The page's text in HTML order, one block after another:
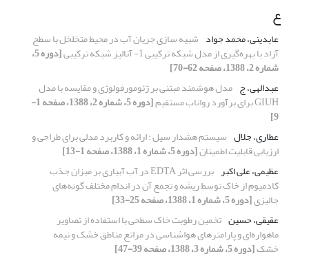
ع
عابدینی، محمد جواد شبیه سازی جریان آب در محیط متخلخل با سطح
آزاد با بهره‌گیری از مدل شبکه ترکیبی 1- آنالیز شبکه ترکیبی [دوره 5،
شماره 2، 1388، صفحه 62-70]
عبدالهی، ج مدل هوشمند مبتنی بر ژئومورفولوژی و مقایسه با مدل
GIUH برای برآورد رواناب مستقیم [دوره 5، شماره 2، 1388، صفحه 1-
9]
عطاری، جلال سیستم هشدار سیل : ارائه و کاربرد مدلی برای طراحی و
ارزیابی قابلیت اطمینان[دوره 5، شماره 1، 1388، صفحه 1-13]
عظیمی، علی اکبر
بررسی اثر EDTA در آب آبیاری بر میزان جذب
کادمیوم از خاک توسط ریشه و تجمع آن در اندام مختلف گونه‌های
جالیزی[دوره 5، شماره 1، 1388، صفحه 25-33]
عقیقی، حسین تخمین رطوبت خاک سطحی با استفاده از تصاویر
ماهواره‌ای و پارامترهای هواشناسی در مراتع مناطق خشک و نیمه
خشک[دوره 5، شماره 3، 1388، صفحه 39-47]